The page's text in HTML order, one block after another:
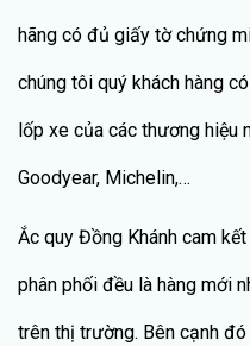
hãng có đủ giấy tờ chứng
chúng tôi quý khách hàng
lốp xe của các thương hiệu
Goodyear, Michelin,…
Ắc quy Đồng Khánh cam
phân phối đều là hàng mới
trên thị trường. Bên cạnh